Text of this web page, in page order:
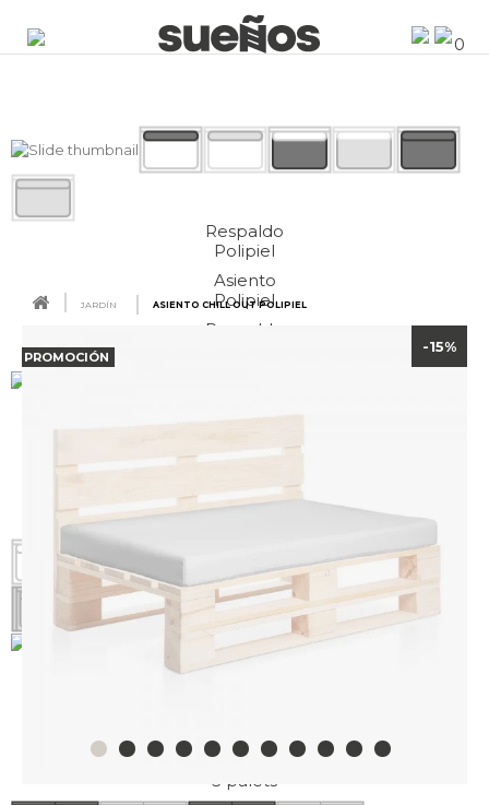
Respaldo
Polipiel
Asiento
Polipiel
Respaldo
Polipiel
Sillón Palet
Sofá Palet
Sofá en "L"
Sofá en "U"
5 palets
JARDÍN ASIENTO CHILL OUT POLIPIEL
-15%
PROMOCIÓN
0